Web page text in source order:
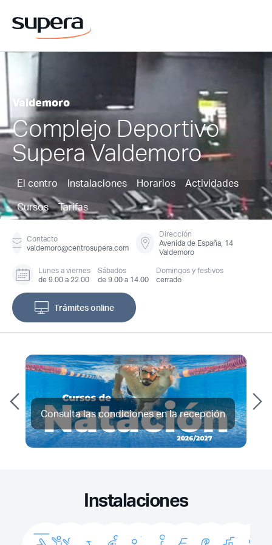
Valdemoro
Complejo Deportivo
Supera Valdemoro
El centro Instalaciones Horarios
Actividades
Cursos
Tarifas
Contacto
valdemoro@centrosupera.com
Dirección
Avenida de España, 14
Valdemoro
Lunes a viernes
de 9.00 a 22.00
Sábados
de 9.00 a 14.00
Domingos y festivos
cerrado
Trámites online
Consulta las condiciones en la recepción
Instalaciones